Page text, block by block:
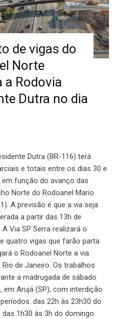
de vigas do
Norte
a Rodovia
Dutra no dia
Dutra (BR-116) terá
e totais entre os dias 30 e
função do avanço das
Norte do Rodoanel Mario
A previsão é que a via seja
a partir das 13h de
Via SP Serra realizará o
quatro vigas que farão parta
o Rodoanel Norte a via
de Janeiro. Os trabalhos
a madrugada de sábado
em Arujá (SP), com interdição
das 22h às 23h30 do
das 1h30 às 3h do domingo